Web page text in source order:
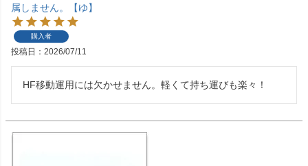
属しません。【ゆ】
購入者
投稿日 2026/07/11
HF移動運用には欠かせません。軽くて持ち運びも楽々！